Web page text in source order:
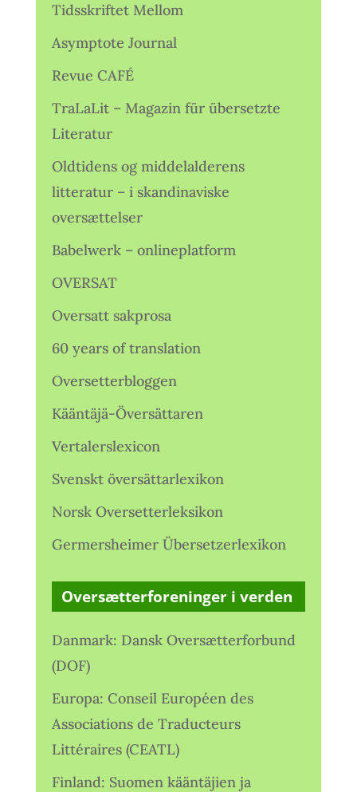
Tidsskriftet Mellom
Asymptote Journal
Revue CAFÉ
TraLaLit – Magazin für übersetzte
Literatur
Oldtidens og middelalderens
litteratur – i skandinaviske
oversættelser
Babelwerk – onlineplatform
OVERSAT
Oversatt sakprosa
60 years of translation
Oversetterbloggen
Kääntäjä-Översättaren
Vertalerslexicon
Svenskt översättarlexikon
Norsk Oversetterleksikon
Germersheimer Übersetzerlexikon
Oversætterforeninger i verden
Danmark: Dansk Oversætterforbund
(DOF)
Europa: Conseil Européen des
Associations de Traducteurs
Littéraires (CEATL)
Finland: Suomen kääntäjien ja